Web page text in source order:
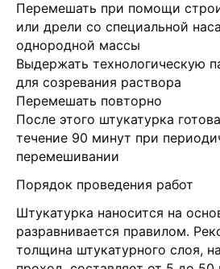
Перемешать при помощи
или дрели со специальной
однородной массы
Выдержать технологическую
для созревания раствора
Перемешать повторно
После этого штукатурка
течение 90 минут при
перемешивании
Порядок проведения работ
Штукатурка наносится на
разравнивается правилом.
толщина штукатурного слоя,